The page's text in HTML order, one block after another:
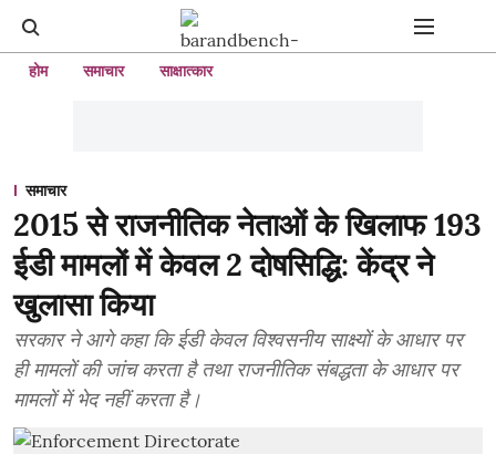
होम समाचार साक्षात्कार
समाचार
2015 से राजनीतिक नेताओं के खिलाफ 193
ईडी मामलों में केवल 2 दोषसिद्धि: केंद्र ने
खुलासा किया
सरकार ने आगे कहा कि ईडी केवल विश्वसनीय साक्ष्यों के आधार पर
ही मामलों की जांच करता है तथा राजनीतिक संबद्धता के आधार पर
मामलों में भेद नहीं करता है।